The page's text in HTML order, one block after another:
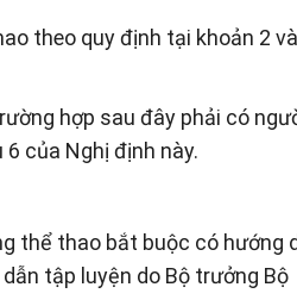
theo quy định tại khoản 2 và
hợp sau đây phải có
của Nghị định này.
thể thao bắt buộc có hướng
tập luyện do Bộ trưởng Bộ